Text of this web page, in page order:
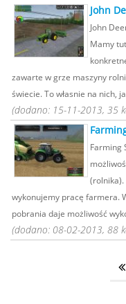
John
John
Mamy
zawarte w grze maszyny
świecie. To własnie na nich,
(dodano: 15-11-2013, 35
Farming
(rolnika).
wykonujemy pracę farmera.
pobrania daje możliwość
(dodano: 08-02-2013, 88